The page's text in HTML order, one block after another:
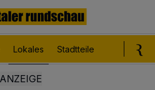
Lokales Stadtteile